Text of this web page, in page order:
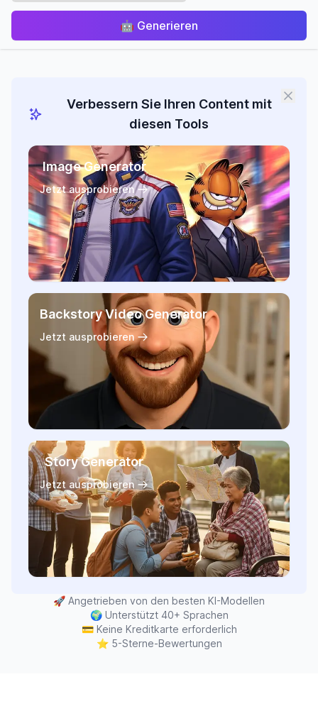
🤖 Generieren
Verbessern Sie Ihren Content mit
diesen Tools
Image Generator
Jetzt ausprobieren
Backstory Video Generator
Jetzt ausprobieren
Story Generator
Jetzt ausprobieren
🚀 Angetrieben von den besten KI-Modellen
🌍 Unterstützt 40+ Sprachen
💳 Keine Kreditkarte erforderlich
⭐ 5-Sterne-Bewertungen